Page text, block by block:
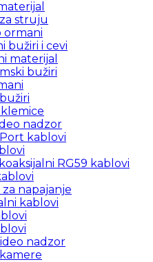
struju
ormani
bužiri i cevi
materijal
bužiri
nadzor
kablovi
RG59 kablovi
za napajanje
kablovi
nadzor